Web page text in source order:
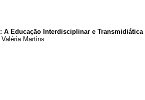
A Educação Interdisciplinar e Transmidiática
Martins